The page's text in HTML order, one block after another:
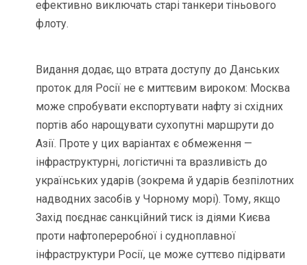
ефективно виключать старі танкери тіньового
флоту.
Видання додає, що втрата доступу до Данських
проток для Росії не є миттєвим вироком: Москва
може спробувати експортувати нафту зі східних
портів або нарощувати сухопутні маршрути до
Азії. Проте у цих варіантах є обмеження —
інфраструктурні, логістичні та вразливість до
українських ударів (зокрема й ударів безпілотних
надводних засобів у Чорному морі). Тому, якщо
Захід поєднає санкційний тиск із діями Києва
проти нафтопереробної і судноплавної
інфраструктури Росії, це може суттєво підірвати